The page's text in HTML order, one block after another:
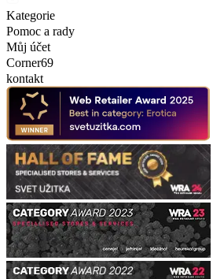
Kategorie
Pomoc a rady
Můj účet
Corner69
kontakt